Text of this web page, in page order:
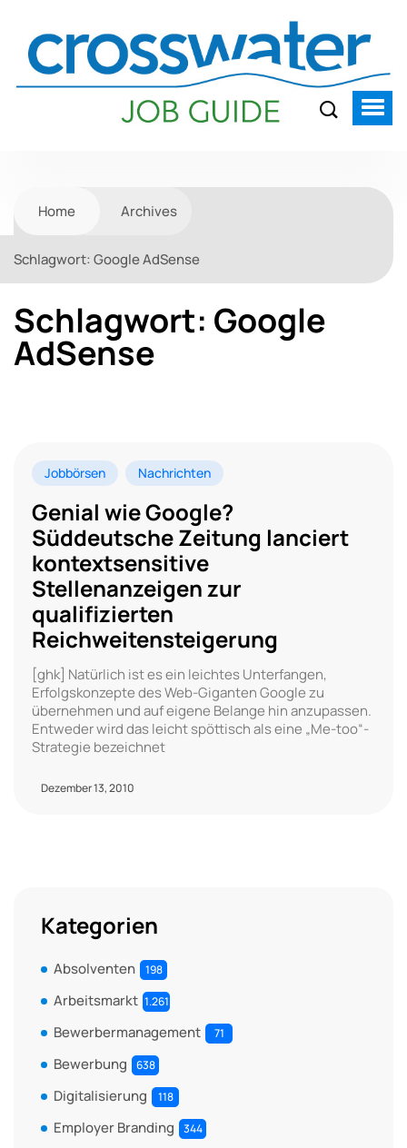
Home Archives
Schlagwort: Google AdSense
Schlagwort: Google
AdSense
Jobbörsen Nachrichten
Genial wie Google?
Süddeutsche Zeitung lanciert
kontextsensitive
Stellenanzeigen zur
qualifizierten
Reichweitensteigerung
[ghk] Natürlich ist es ein leichtes Unterfangen,
Erfolgskonzepte des Web-Giganten Google zu
übernehmen und auf eigene Belange hin anzupassen.
Entweder wird das leicht spöttisch als eine „Me-too“-
Strategie bezeichnet
Dezember 13, 2010
Kategorien
Absolventen 198
Arbeitsmarkt 1.261
Bewerbermanagement 71
Bewerbung 638
Digitalisierung 118
Employer Branding 344